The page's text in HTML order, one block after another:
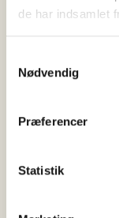
de har indsamlet
Nødvendig
Præferencer
Statistik